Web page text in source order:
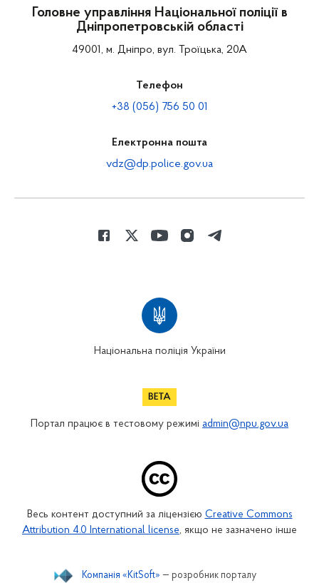
Головне управління Національної поліції в
Дніпропетровській області
49001, м. Дніпро, вул. Троїцька, 20А
Телефон
+38 (056) 756 50 01
Електронна пошта
vdz@dp.police.gov.ua
Національна поліція України
Портал працює в тестовому режимі admin@npu.gov.ua
Весь контент доступний за ліцензією Creative Commons
Attribution 4.0 International license, якщо не зазначено інше
Компанія «KitSoft» — розробник порталу